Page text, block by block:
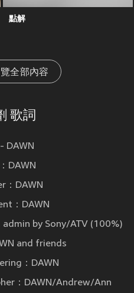
點解
全部內容
歌詞
DAWN
DAWN
：DAWN
：DAWN
by Sony/ATV (100%)
and friends
：DAWN
：DAWN/Andrew/Ann